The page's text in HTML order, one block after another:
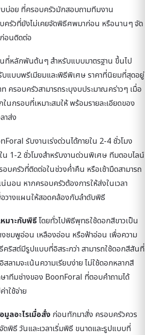
บ่อย ที่ครอบครัวมักสอบถามทีมงาน
ครัวที่ยังไม่เคยจัดพิธีศพมาก่อน หรือนานๆ จัด
ก่อนติดต่อ
นที่หลักพันต้นๆ สำหรับแบบมาตรฐาน ขึ้นไป
แบบพรีเมียมและพิธีพิเศษ ราคาที่นิยมที่สุดอยู่
ครอบครัวสามารถระบุงบประมาณคร่าวๆ เมื่อ
นกรอบที่เหมาะสมให้ พร้อมรายละเอียดของ
าส่ง
รับงานเร่งด่วนได้ภายใน 2-4 ชั่วโมง
น 1-2 ชั่วโมงสำหรับงานด่วนพิเศษ ทีมตอบไลน์
บครัวที่ติดต่อในช่วงค่ำคืน หรือเช้ามืดสามารถ
นอน หากครอบครัวต้องการให้ส่งในเวลา
อวางแผนให้สอดคล้องกับลำดับพิธี
มาะกับพิธีโดยทั่วไปพิธีพุทธใช้ดอกสีขาวเป็น
ชมพูอ่อน เหลืองอ่อน หรือฟ้าอ่อน เพื่อความ
คริสต์มีรูปแบบที่อิสระกว่า สามารถใช้ดอกสีสันที่
ลามจะเน้นความเรียบง่าย ไม่ใช้ดอกหลากสี
าทีมช่างของ BoonForal ที่ตอบคำถามได้
าใช้จ่าย
ลอะไรเมื่อสั่ง ก่อนทักมาสั่ง ครอบครัวควร
ดพิธี วันและเวลาเริ่มพิธี ขนาดและรูปแบบที่